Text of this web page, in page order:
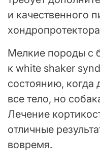
и качественного
Мелкие породы с
к white shaker
состоянию, когда
все тело, но
Лечение
отличные
вовремя.